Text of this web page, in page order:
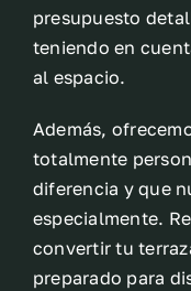
presupuesto
teniendo en
al espacio.
Además,
totalmente
diferencia y que
especialmente.
convertir tu
preparado para